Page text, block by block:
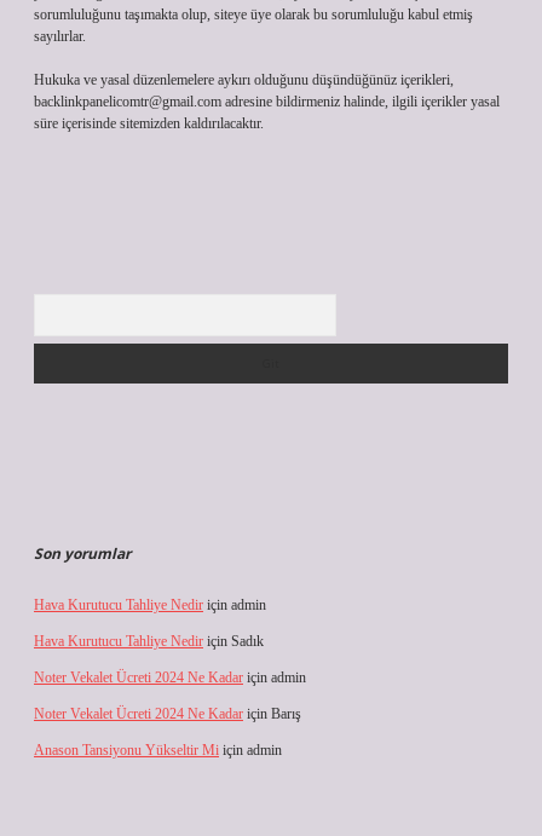
sorumluluğunu taşımakta olup, siteye üye olarak bu sorumluluğu kabul etmiş
sayılırlar.
Hukuka ve yasal düzenlemelere aykırı olduğunu düşündüğünüz içerikleri,
backlinkpanelicomtr@gmail.com adresine bildirmeniz halinde, ilgili içerikler yasal
süre içerisinde sitemizden kaldırılacaktır.
Son yorumlar
Hava Kurutucu Tahliye Nedir için admin
Hava Kurutucu Tahliye Nedir için Sadık
Noter Vekalet Ücreti 2024 Ne Kadar için admin
Noter Vekalet Ücreti 2024 Ne Kadar için Barış
Anason Tansiyonu Yükseltir Mi için admin